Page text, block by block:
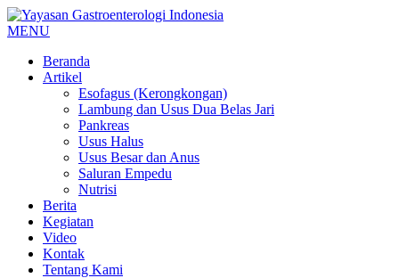
MENU
Beranda
Artikel
Esofagus (Kerongkongan)
Lambung dan Usus Dua Belas Jari
Pankreas
Usus Halus
Usus Besar dan Anus
Saluran Empedu
Nutrisi
Berita
Kegiatan
Video
Kontak
Tentang Kami